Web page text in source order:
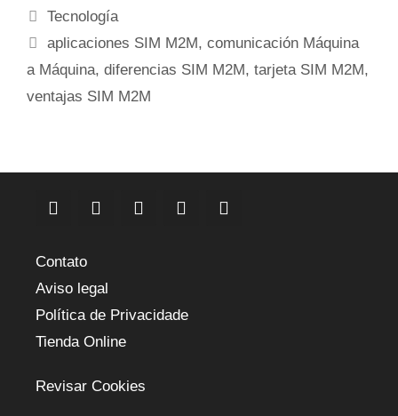
Categorias
Tecnología
Etiquetas
aplicaciones SIM M2M,comunicación Máquina
a Máquina, diferencias SIM M2M, tarjeta SIM M2M,
ventajas SIM M2M
Contato
Aviso legal
Política de Privacidade
Tienda Online
Revisar Cookies